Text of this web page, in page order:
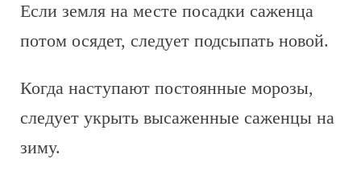
Если земля на месте посадки саженца
потом осядет, следует подсыпать новой.
Когда наступают постоянные морозы,
следует укрыть высаженные саженцы на
зиму.